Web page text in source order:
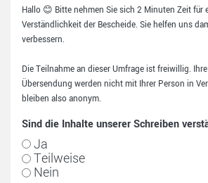
Hallo 😊 Bitte nehmen Sie sich 2 Minuten Zeit für
Verständlichkeit der Bescheide. Sie helfen uns
verbessern.
Die Teilnahme an dieser Umfrage ist freiwillig.
Übersendung werden nicht mit Ihrer Person in
bleiben also anonym.
Sind die Inhalte unserer Schreiben
Ja
Teilweise
Nein